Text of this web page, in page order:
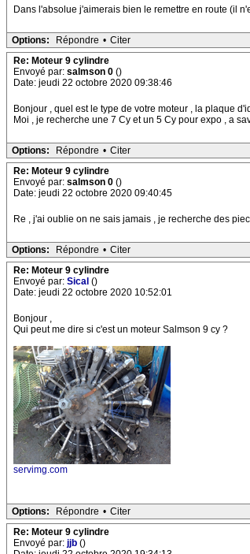
Dans l'absolue j'aimerais bien le remettre en route (il
Options: Répondre • Citer
Re: Moteur 9 cylindre
Envoyé par: salmson 0 ()
Date: jeudi 22 octobre 2020 09:38:46
Bonjour , quel est le type de votre moteur , la plaque
Moi , je recherche une 7 Cy et un 5 Cy pour expo , a
Options: Répondre • Citer
Re: Moteur 9 cylindre
Envoyé par: salmson 0 ()
Date: jeudi 22 octobre 2020 09:40:45
Re , j'ai oublie on ne sais jamais , je recherche des
Options: Répondre • Citer
Re: Moteur 9 cylindre
Envoyé par: Sical ()
Date: jeudi 22 octobre 2020 10:52:01
Bonjour ,
Qui peut me dire si c'est un moteur Salmson 9 cy ?
servimg.com
Options: Répondre • Citer
Re: Moteur 9 cylindre
Envoyé par: jjb ()